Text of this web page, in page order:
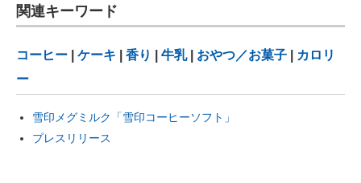
関連キーワード
コーヒー ケーキ 香り 牛乳| おやつ／お菓子
カロリ
ー
雪印メグミルク「雪印コーヒーソフト」
プレスリリース